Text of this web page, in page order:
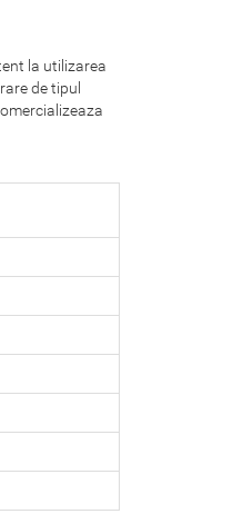
la utilizarea
de tipul